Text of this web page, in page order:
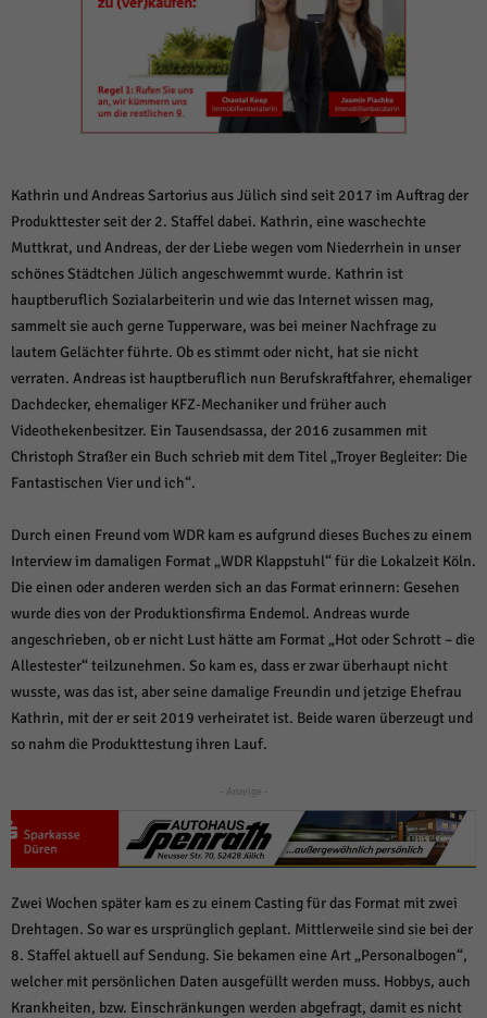
Kathrin und Andreas Sartorius aus Jülich sind seit 2017 im Auftrag der
Produkttester seit der 2. Staffel dabei. Kathrin, eine waschechte
Muttkrat, und Andreas, der der Liebe wegen vom Niederrhein in unser
schönes Städtchen Jülich angeschwemmt wurde. Kathrin ist
hauptberuflich Sozialarbeiterin und wie das Internet wissen mag,
sammelt sie auch gerne Tupperware, was bei meiner Nachfrage zu
lautem Gelächter führte. Ob es stimmt oder nicht, hat sie nicht
verraten. Andreas ist hauptberuflich nun Berufskraftfahrer, ehemaliger
Dachdecker, ehemaliger KFZ-Mechaniker und früher auch
Videothekenbesitzer. Ein Tausendsassa, der 2016 zusammen mit
Christoph Straßer ein Buch schrieb mit dem Titel „Troyer Begleiter: Die
Fantastischen Vier und ich“.
Durch einen Freund vom WDR kam es aufgrund dieses Buches zu einem
Interview im damaligen Format „WDR Klappstuhl“ für die Lokalzeit Köln.
Die einen oder anderen werden sich an das Format erinnern: Gesehen
wurde dies von der Produktionsfirma Endemol. Andreas wurde
angeschrieben, ob er nicht Lust hätte am Format „Hot oder Schrott – die
Allestester“ teilzunehmen. So kam es, dass er zwar überhaupt nicht
wusste, was das ist, aber seine damalige Freundin und jetzige Ehefrau
Kathrin, mit der er seit 2019 verheiratet ist. Beide waren überzeugt und
so nahm die Produkttestung ihren Lauf.
- Anzeige -
Zwei Wochen später kam es zu einem Casting für das Format mit zwei
Drehtagen. So war es ursprünglich geplant. Mittlerweile sind sie bei der
8. Staffel aktuell auf Sendung. Sie bekamen eine Art „Personalbogen“,
welcher mit persönlichen Daten ausgefüllt werden muss. Hobbys, auch
Krankheiten, bzw. Einschränkungen werden abgefragt, damit es nicht
Alle akzeptieren Speichern und weiter
Zurück
Datenschutzeinstellungen
Essenzielle Cookies ermöglichen grundlegende Funktionen und sind für die
Cookie-Informationen anzeigen
Statistiken (1)
Statistik Cookies erfassen Informationen anonym. Diese Informationen helfen
uns zu verstehen, wie unsere Besucher unsere Website nutzen.
Cookie-Informationen anzeigen
Marketing (1)
Marketing-Cookies werden von Drittanbietern oder Publishern verwendet,
um personalisierte Werbung anzuzeigen. Sie tun dies, indem sie Besucher
über Websites hinweg verfolgen.
Externe Medien (6)
standardmäßig blockiert. Wenn Cookies von externen Medien akzeptiert
werden, bedarf der Zugriff auf diese Inhalte keiner manuellen Einwilligung
mehr.
Cookie-Informationen anzeigen
powered by Borlabs Cookie Datenschutzerklärung Impressum